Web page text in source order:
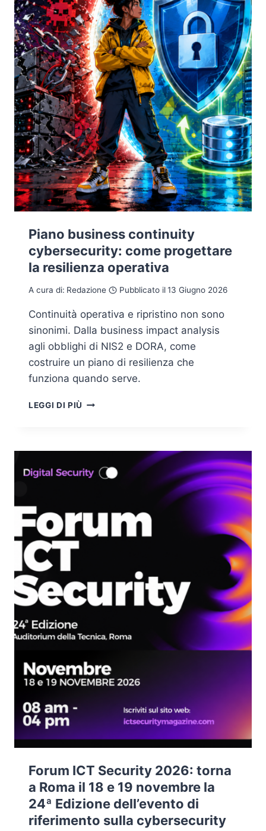
DIGITALE
E
DEL
RISCHIO
CYBER
Piano business continuity
cybersecurity: come progettare
la resilienza operativa
A cura di: Redazione Pubblicato il13 Giugno 2026
Continuità operativa e ripristino non sono
sinonimi. Dalla business impact analysis
agli obblighi di NIS2 e DORA, come
costruire un piano di resilienza che
funziona quando serve.
LEGGI DI PIÙ PIANO
COME
PROGETTARE
LA
Forum ICT Security 2026: torna
a Roma il 18 e 19 novembre la
24ª Edizione dell’evento di
riferimento sulla cybersecurity